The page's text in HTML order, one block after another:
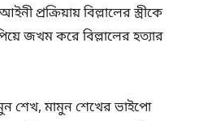
প্রক্রিয়ায় বিল্লালের স্ত্রীকে
জখম করে বিল্লালের হত্যার
শেখ, মামুন শেখের ভাইপো